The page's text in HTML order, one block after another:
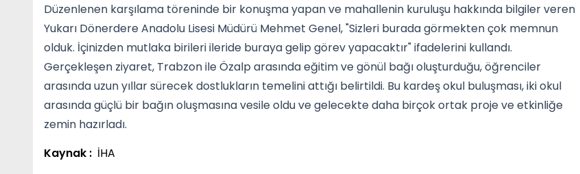
Düzenlenen karşılama töreninde bir konuşma yapan ve mahallenin kuruluşu hakkında bilgiler veren
Yukarı Dönerdere Anadolu Lisesi Müdürü Mehmet Genel, "Sizleri burada görmekten çok memnun
olduk. İçinizden mutlaka birileri ileride buraya gelip görev yapacaktır" ifadelerini kullandı.
Gerçekleşen ziyaret, Trabzon ile Özalp arasında eğitim ve gönül bağı oluşturduğu, öğrenciler
arasında uzun yıllar sürecek dostlukların temelini attığı belirtildi. Bu kardeş okul buluşması, iki okul
arasında güçlü bir bağın oluşmasına vesile oldu ve gelecekte daha birçok ortak proje ve etkinliğe
zemin hazırladı.
Kaynak : İHA